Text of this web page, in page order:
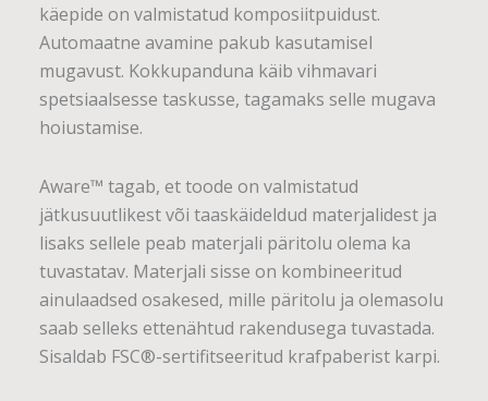
käepide on valmistatud komposiitpuidust.
Automaatne avamine pakub kasutamisel
mugavust. Kokkupanduna käib vihmavari
spetsiaalsesse taskusse, tagamaks selle mugava
hoiustamise.
Aware™ tagab, et toode on valmistatud
jätkusuutlikest või taaskäideldud materjalidest ja
lisaks sellele peab materjali päritolu olema ka
tuvastatav. Materjali sisse on kombineeritud
ainulaadsed osakesed, mille päritolu ja olemasolu
saab selleks ettenähtud rakendusega tuvastada.
Sisaldab FSC®-sertifitseeritud krafpaberist karpi.